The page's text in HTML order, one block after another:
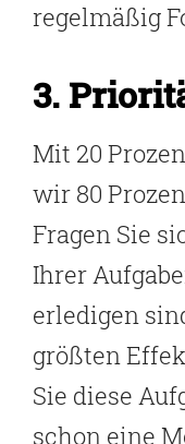
regelmäßig
3.
Mit 20
wir 80
Fragen Sie
Ihrer
erledigen
größten
Sie diese
schon eine